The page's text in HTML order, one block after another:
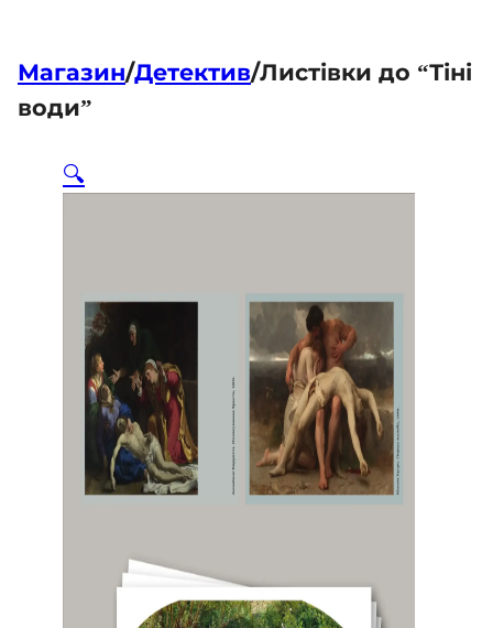
Магазин/Детектив/Листівки до “Тіні
води”
🔍